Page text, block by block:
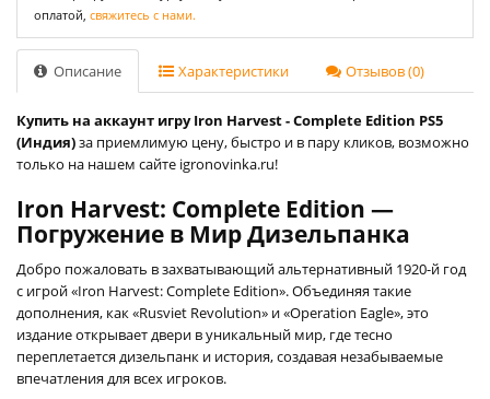
оплатой, свяжитесь с нами.
Описание Характеристики Отзывов (0)
Купить на аккаунт игру Iron Harvest - Complete Edition PS5
(Индия)за приемлимую цену, быстро и в пару кликов, возможно
только на нашем сайте igronovinka.ru!
Iron Harvest: Complete Edition —
Погружение в Мир Дизельпанка
Добро пожаловать в захватывающий альтернативный 1920-й год
с игрой «Iron Harvest: Complete Edition». Объединяя такие
дополнения, как «Rusviet Revolution» и «Operation Eagle», это
издание открывает двери в уникальный мир, где тесно
переплетается дизельпанк и история, создавая незабываемые
впечатления для всех игроков.